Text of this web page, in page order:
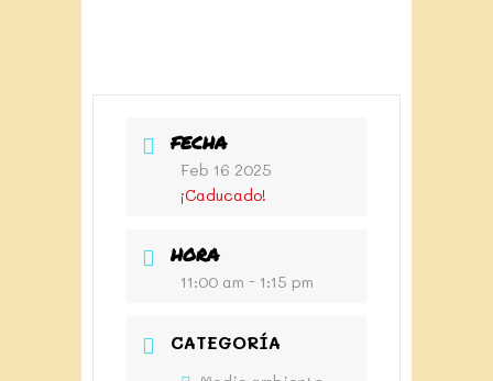
FECHA
Feb 16 2025
¡Caducado!
HORA
11:00 am - 1:15 pm
CATEGORÍA